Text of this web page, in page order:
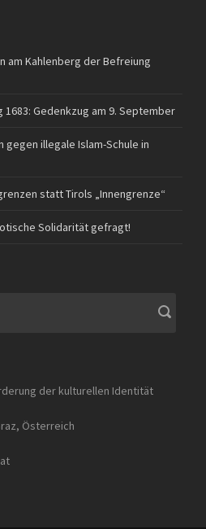
am Kahlenberg der Befreiung
1683: Gedenkzug am 9. September
illegale Islam-Schule in
statt Tirols „Innengrenze“
Solidarität gefragt!
der kulturellen Identität
Österreich